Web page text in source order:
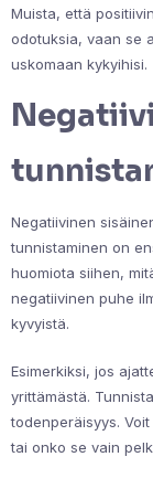
Muista, että
odotuksia, vaan se
uskomaan kykyihisi.
Negatiivinen
tunnistaminen on
huomiota siihen,
negatiivinen puhe
kyvyistä.
Esimerkiksi, jos
yrittämästä.
todenperäisyys.
tai onko se vain